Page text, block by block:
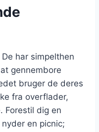
har simpelthen
gennembore
bruger de deres
fra overflader,
Forestil dig en
en picnic;